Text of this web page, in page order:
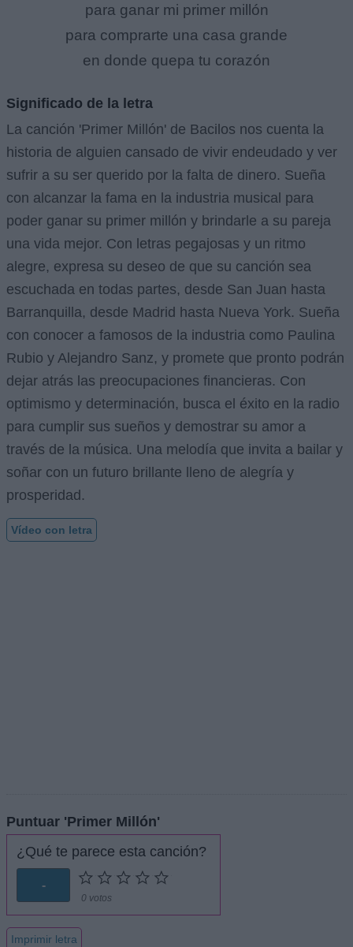
para ganar mi primer millón
para comprarte una casa grande
en donde quepa tu corazón
Significado de la letra
La canción 'Primer Millón' de Bacilos nos cuenta la
historia de alguien cansado de vivir endeudado y ver
sufrir a su ser querido por la falta de dinero. Sueña
con alcanzar la fama en la industria musical para
poder ganar su primer millón y brindarle a su pareja
una vida mejor. Con letras pegajosas y un ritmo
alegre, expresa su deseo de que su canción sea
escuchada en todas partes, desde San Juan hasta
Barranquilla, desde Madrid hasta Nueva York. Sueña
con conocer a famosos de la industria como Paulina
Rubio y Alejandro Sanz, y promete que pronto podrán
dejar atrás las preocupaciones financieras. Con
optimismo y determinación, busca el éxito en la radio
para cumplir sus sueños y demostrar su amor a
través de la música. Una melodía que invita a bailar y
soñar con un futuro brillante lleno de alegría y
prosperidad.
Vídeo con letra
Puntuar 'Primer Millón'
¿Qué te parece esta canción?
-
0 votos
Imprimir letra